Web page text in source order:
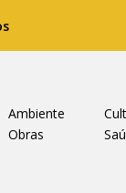
Ambiente
Obras